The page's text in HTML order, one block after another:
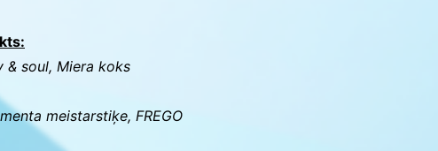
& soul, Miera koks
meistarstiķe, FREGO